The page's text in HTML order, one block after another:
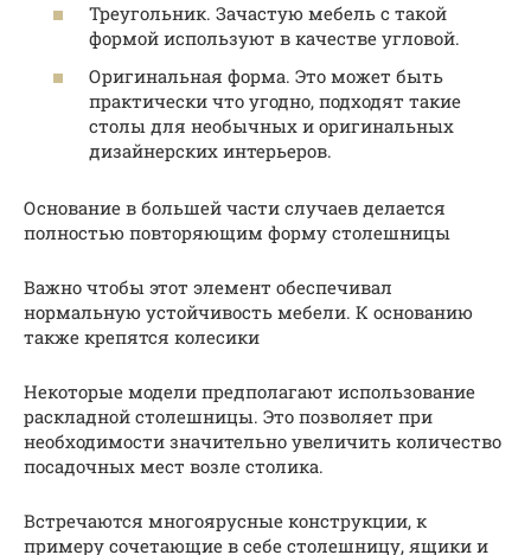
Треугольник. Зачастую мебель с такой
формой используют в качестве угловой.
Оригинальная форма. Это может быть
практически что угодно, подходят такие
столы для необычных и оригинальных
дизайнерских интерьеров.
Основание в большей части случаев делается
полностью повторяющим форму столешницы
Важно чтобы этот элемент обеспечивал
нормальную устойчивость мебели. К основанию
также крепятся колесики
Некоторые модели предполагают использование
раскладной столешницы. Это позволяет при
необходимости значительно увеличить количество
посадочных мест возле столика.
Встречаются многоярусные конструкции, к
примеру сочетающие в себе столешницу, ящики и